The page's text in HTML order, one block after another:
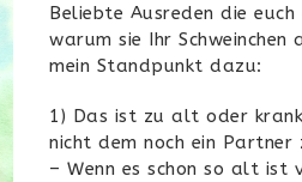
Beliebte Ausreden die
warum sie Ihr
mein Standpunkt dazu:
1) Das ist zu alt oder
nicht dem noch ein Partner
– Wenn es schon so alt ist